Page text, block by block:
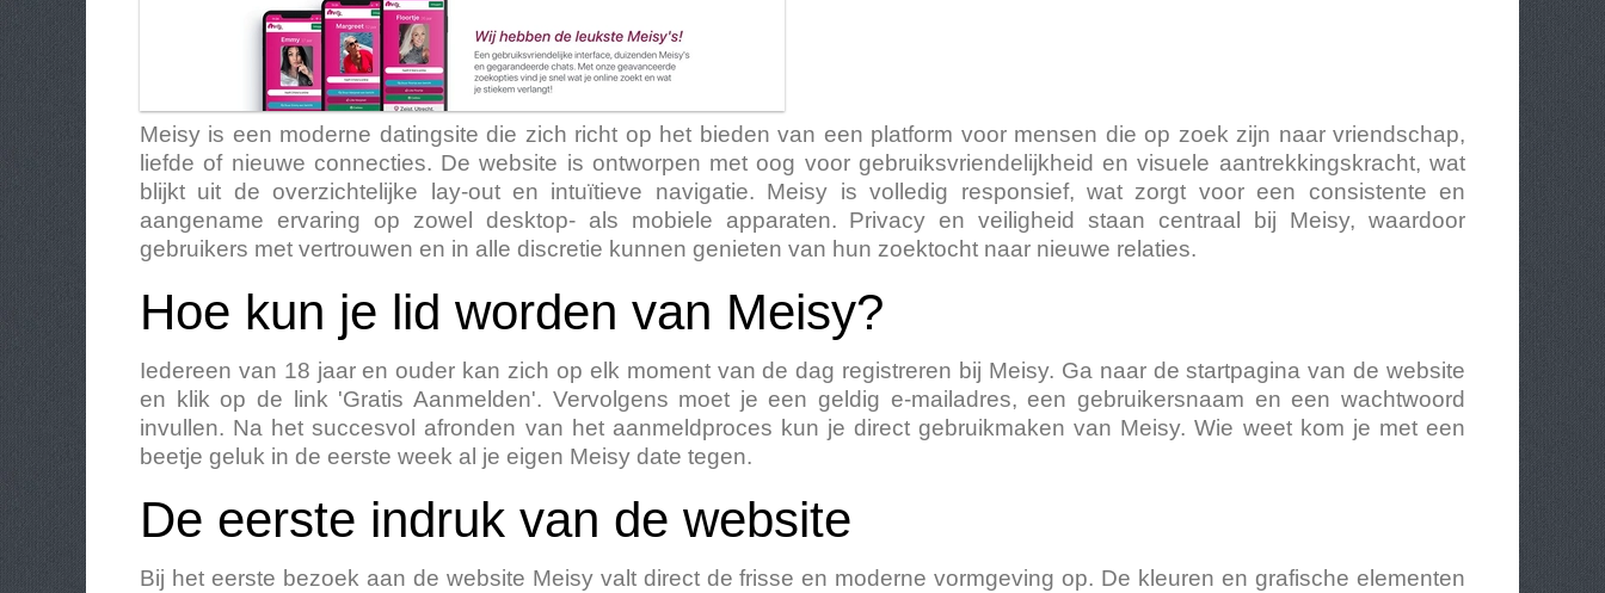
Meisy is een moderne datingsite die zich richt op het bieden van een platform voor mensen die op zoek zijn naar vriendschap,
liefde of nieuwe connecties. De website is ontworpen met oog voor gebruiksvriendelijkheid en visuele aantrekkingskracht, wat
blijkt uit de overzichtelijke lay-out en intuïtieve navigatie. Meisy is volledig responsief, wat zorgt voor een consistente en
aangename ervaring op zowel desktop- als mobiele apparaten. Privacy en veiligheid staan centraal bij Meisy, waardoor
gebruikers met vertrouwen en in alle discretie kunnen genieten van hun zoektocht naar nieuwe relaties.
Hoe kun je lid worden van Meisy?
Iedereen van 18 jaar en ouder kan zich op elk moment van de dag registreren bij Meisy. Ga naar de startpagina van de website
en klik op de link 'Gratis Aanmelden'. Vervolgens moet je een geldig e-mailadres, een gebruikersnaam en een wachtwoord
invullen. Na het succesvol afronden van het aanmeldproces kun je direct gebruikmaken van Meisy. Wie weet kom je met een
beetje geluk in de eerste week al je eigen Meisy date tegen.
De eerste indruk van de website
Bij het eerste bezoek aan de website Meisy valt direct de frisse en moderne vormgeving op. De kleuren en grafische elementen